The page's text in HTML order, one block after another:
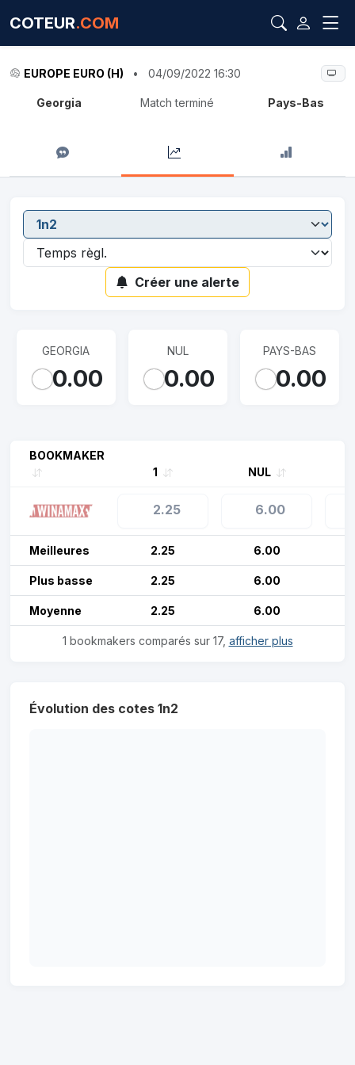
COTEUR.COM
EUROPE EURO (H) • 04/09/2022 16:30
Georgia Match terminé Pays-Bas
Créer une alerte
GEORGIA
0.00
NUL
0.00
PAYS-BAS
0.00
BOOKMAKER
1
NUL
2.25 6.00
Meilleures 2.25 6.00
Plus basse 2.25 6.00
Moyenne 2.25 6.00
1 bookmakers comparés sur 17, afficher plus
Évolution des cotes 1n2